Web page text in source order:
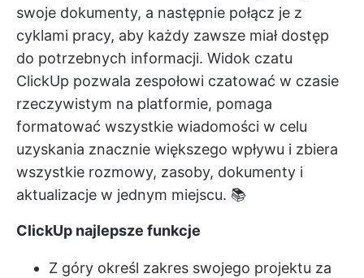
swoje dokumenty, a następnie połącz je z
cyklami pracy, aby każdy zawsze miał dostęp
do potrzebnych informacji. Widok czatu
ClickUp pozwala zespołowi czatować w czasie
rzeczywistym na platformie, pomaga
formatować wszystkie wiadomości w celu
uzyskania znacznie większego wpływu i zbiera
wszystkie rozmowy, zasoby, dokumenty i
aktualizacje w jednym miejscu. 📚
ClickUp najlepsze funkcje
Z góry określ zakres swojego projektu za